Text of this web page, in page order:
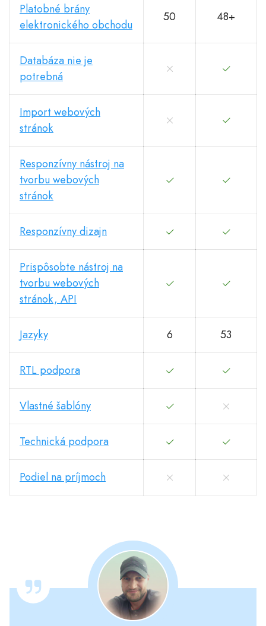
Platobné brány
elektronického obchodu
50 48+
Databáza nie je
potrebná
Import webových
stránok
Responzívny nástroj na
tvorbu webových
stránok
Responzívny dizajn
Prispôsobte nástroj na
tvorbu webových
stránok, API
Jazyky 6 53
RTL podpora
Vlastné šablóny
Technická podpora
Podiel na príjmoch